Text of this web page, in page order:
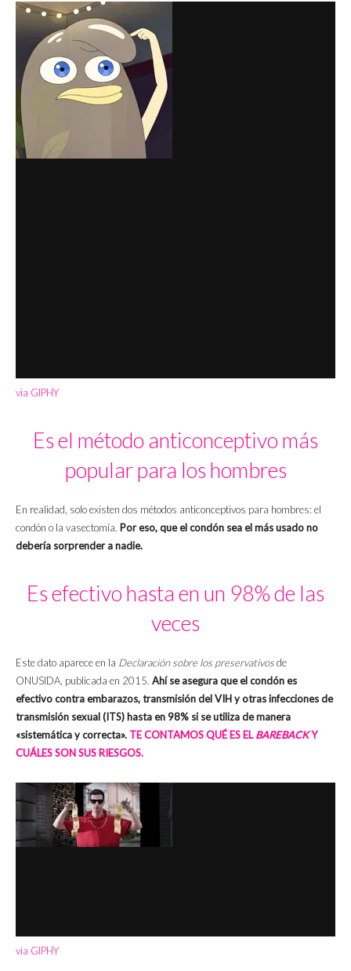
via GIPHY
Es el método anticonceptivo más
popular para los hombres
En realidad, solo existen dos métodos anticonceptivos para hombres: el
condón o la vasectomía. Por eso, que el condón sea el más usado no
debería sorprender a nadie.
Es efectivo hasta en un 98% de las
veces
Este dato aparece en la Declaración sobre los preservativosde
ONUSIDA, publicada en 2015. Ahí se asegura que el condón es
efectivo contra embarazos, transmisión del VIH y otras infecciones de
transmisión sexual (ITS) hasta en 98% si se utiliza de manera
«sistemática y correcta». TE CONTAMOS QUÉ ES ELBAREBACKY
CUÁLES SON SUS RIESGOS.
via GIPHY